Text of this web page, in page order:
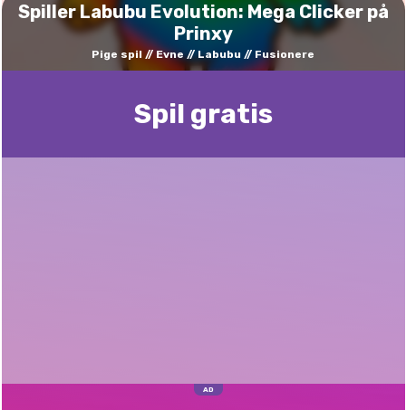
Spiller Labubu Evolution: Mega Clicker på
Prinxy
Pige spil Evne Labubu Fusionere
Spil gratis